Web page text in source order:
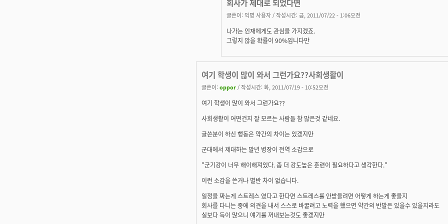
회사가 제대로 되었다면
글쓴이: 익명 사용자 / 작성시간: 금, 2011/07/22 - 1:06오전
나가는 인재에게도 관심을 가지겠죠.
그렇지 않을 확률이 90%입니다만
여기 학생이 많이 와서 그런가요??사회생활이
글쓴이: oppor / 작성시간: 화, 2011/07/19 - 10:52오전
여기 학생이 많이 와서 그런가요??
사회생활이 어떤건지 잘 모르는 사람들 참 많은것 같네요.
글쓴분이 하신 행동은 약간의 차이는 있겠지만
군대에서 제대하는 말년 병장이 전역 소감으로
"군기강이 너무 해이해져있다. 좀 더 강도높은 훈련이 필요하다고 생각한다."
이런 소감을 쓴거나 별반 차이 없습니다.
일정을 짜는게 스트레스 였다고 한다면 스트레스를 안받을려면 어떻게 하는게 좋을지
회사를 다니는 중에 의견을 내서 스스로 바꿀려고 노력을 했으면 약간의 반발은 있을수 있을지라도
실보다 득이 많으니 얘기를 꺼내보는것도 좋겠지만